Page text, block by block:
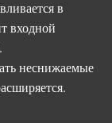
в
входной
неснижаемые